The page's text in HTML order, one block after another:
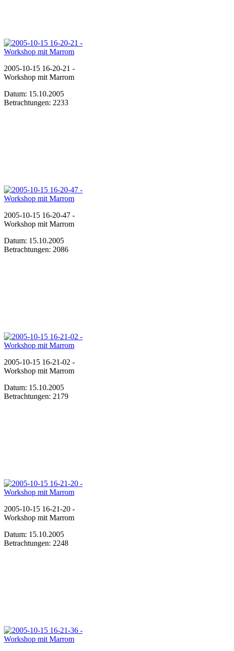
2005-10-15 16-20-21 -
Workshop mit Marrom
Datum: 15.10.2005
Betrachtungen: 2233
2005-10-15 16-20-47 -
Workshop mit Marrom
Datum: 15.10.2005
Betrachtungen: 2086
2005-10-15 16-21-02 -
Workshop mit Marrom
Datum: 15.10.2005
Betrachtungen: 2179
2005-10-15 16-21-20 -
Workshop mit Marrom
Datum: 15.10.2005
Betrachtungen: 2248